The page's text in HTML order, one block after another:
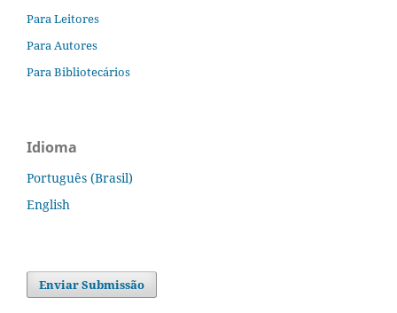
Para Leitores
Para Autores
Para Bibliotecários
Idioma
Português (Brasil)
English
Enviar Submissão